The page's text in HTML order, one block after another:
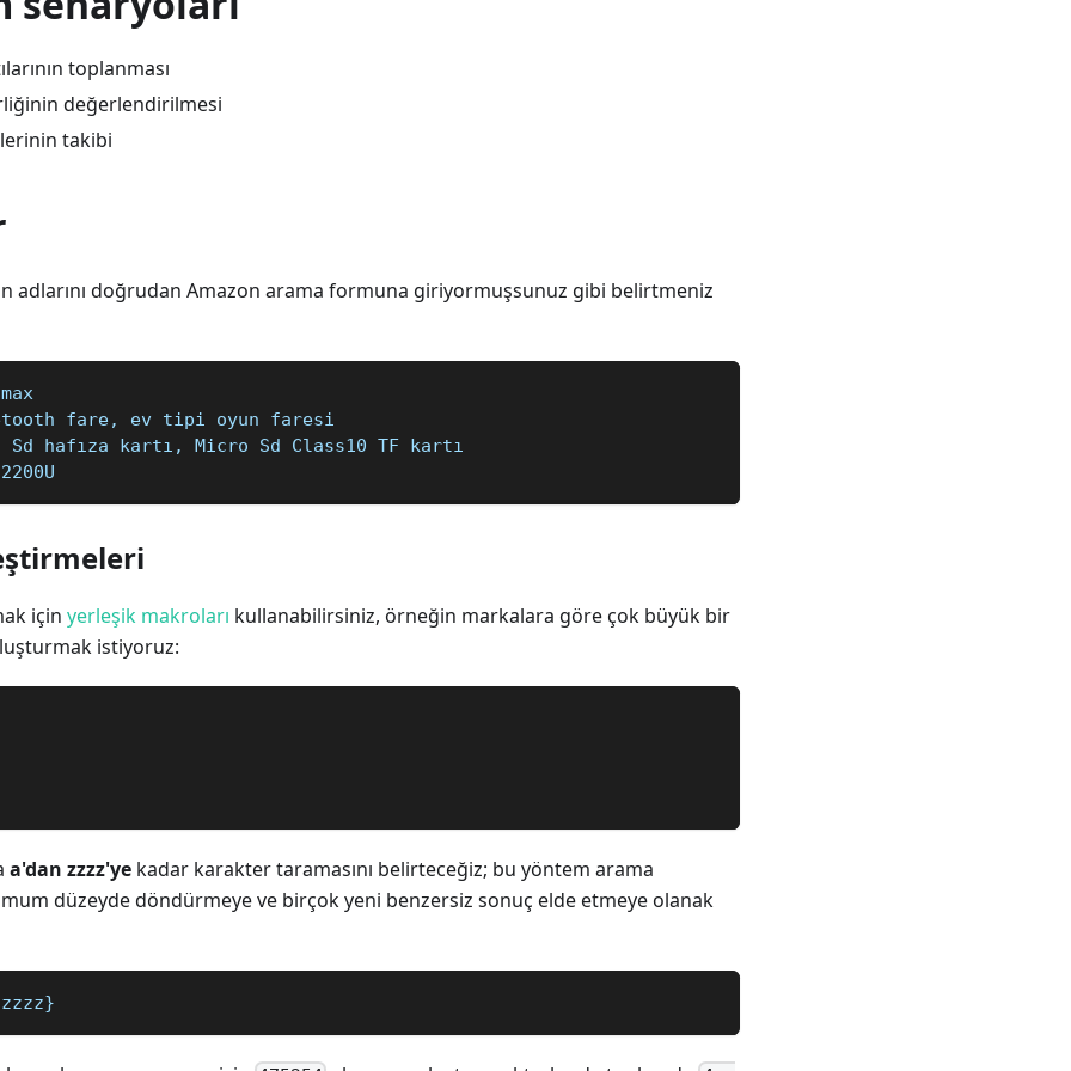
toplanması
değerlendirilmesi
takibi
adlarını doğrudan Amazon arama formuna giriyormuşsunuz gibi belirtmeniz
fare, ev tipi oyun faresi
Sd hafıza kartı, Micro Sd Class10 TF kartı
için yerleşik makroları kullanabilirsiniz, örneğin markalara göre çok büyük bir
istiyoruz:
a'dan zzzz'ye kadar karakter taramasını belirteceğiz; bu yöntem arama
düzeyde döndürmeye ve birçok yeni benzersiz sonuç elde etmeye olanak